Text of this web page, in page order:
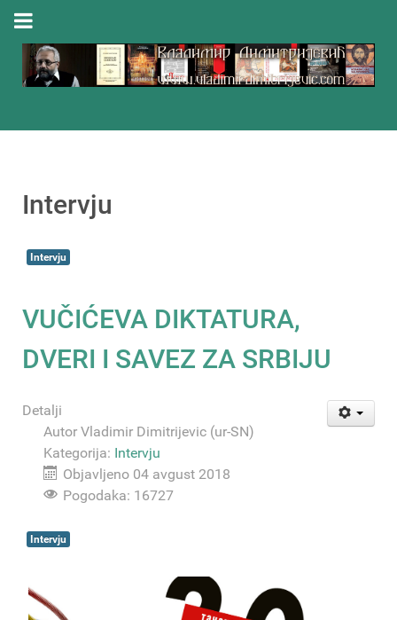
Intervju
Intervju
VUČIĆEVA DIKTATURA,
DVERI I SAVEZ ZA SRBIJU
Detalji
Autor Vladimir Dimitrijevic (ur-SN)
Kategorija: Intervju
Objavljeno 04 avgust 2018
Pogodaka: 16727
Intervju